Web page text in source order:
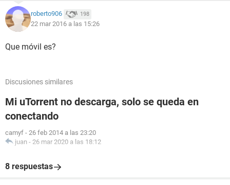
roberto906 198
22 mar 2016 a las 15:26
Que móvil es?
Discusiones similares
Mi uTorrent no descarga, solo se queda en
conectando
camyf - 26 feb 2014 a las 23:20
juan - 26 mar 2020 a las 18:12
8 respuestas